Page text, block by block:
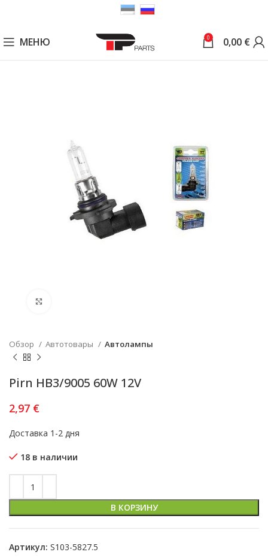
МЕНЮ 0 0,00 €
Обзор Автотовары Автолампы
Pirn HB3/9005 60W 12V
2,97 €
Доставка 1-2 дня
18 в наличии
В КОРЗИНУ
Артикул: S103-5827.5